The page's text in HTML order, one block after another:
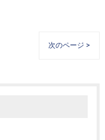
次のページ >